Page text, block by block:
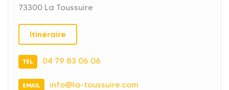
73300 La Toussuire
Itinéraire
TÉL 04 79 83 06 06
EMAIL info@la-toussuire.com